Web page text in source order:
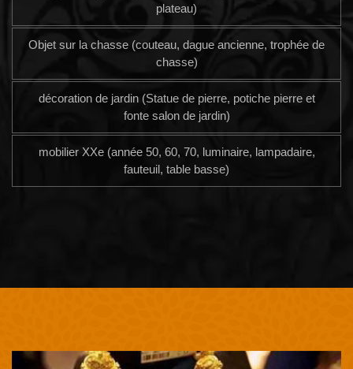
plateau)
Objet sur la chasse (couteau, dague ancienne, trophée de
chasse)
décoration de jardin (Statue de pierre, potiche pierre et
fonte salon de jardin)
mobilier XXe (année 50, 60, 70, luminaire, lampadaire,
fauteuil, table basse)